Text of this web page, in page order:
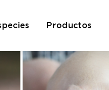
Productos